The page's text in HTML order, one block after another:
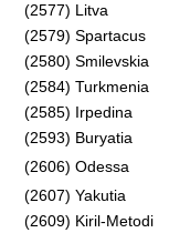
(2577) Litva
(2579) Spartacus
(2580) Smilevskia
(2584) Turkmenia
(2585) Irpedina
(2593) Buryatia
(2606) Odessa
(2607) Yakutia
(2609) Kiril-Metodi